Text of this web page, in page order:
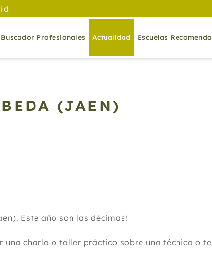
Buscador Profesionales Actualidad Escuelas
(JAEN)
Este año son las décimas!
charla o taller práctico sobre una técnica o